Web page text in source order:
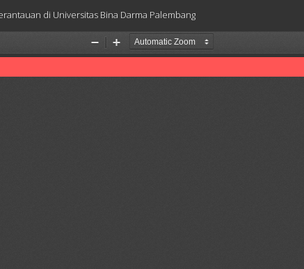
di Universitas Bina Darma Palembang